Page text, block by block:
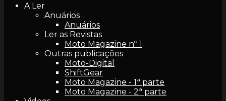
A Ler
Anuários
Anuários
Ler as Revistas
Moto Magazine nº 1
Outras publicações
Moto-Digital
ShiftGear
Moto Magazine - 1ª parte
Moto Magazine - 2ª parte